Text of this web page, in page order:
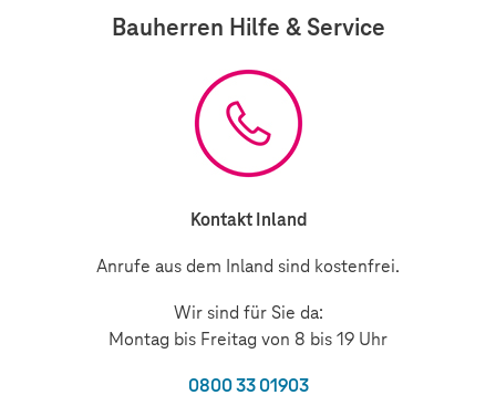
Bauherren Hilfe & Service
Kontakt Inland
Anrufe aus dem Inland sind kostenfrei.
Wir sind für Sie da:
Montag bis Freitag von 8 bis 19 Uhr
0800 33 01903